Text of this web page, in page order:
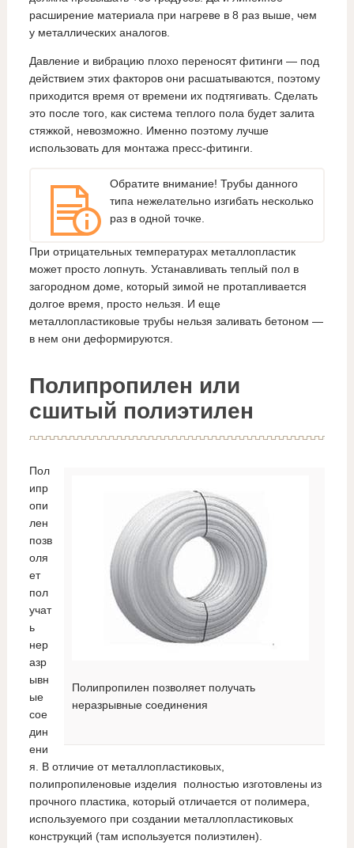
расширение материала при нагреве в 8 раз выше, чем
у металлических аналогов.
Давление и вибрацию плохо переносят фитинги — под
действием этих факторов они расшатываются, поэтому
приходится время от времени их подтягивать. Сделать
это после того, как система теплого пола будет залита
стяжкой, невозможно. Именно поэтому лучше
использовать для монтажа пресс-фитинги.
Обратите внимание! Трубы данного
типа нежелательно изгибать несколько
раз в одной точке.
При отрицательных температурах металлопластик
может просто лопнуть. Устанавливать теплый пол в
загородном доме, который зимой не протапливается
долгое время, просто нельзя. И еще
металлопластиковые трубы нельзя заливать бетоном —
в нем они деформируются.
Полипропилен или
сшитый полиэтилен
Полипропилен позволяет получать
неразрывные соединения
Пол
ипр
опи
лен
позв
оля
ет
пол
учат
ь
нер
азр
ывн
ые
сое
дин
ени
я. В отличие от металлопластиковых,
полипропиленовые изделия полностью изготовлены из
прочного пластика, который отличается от полимера,
используемого при создании металлопластиковых
конструкций (там используется полиэтилен).